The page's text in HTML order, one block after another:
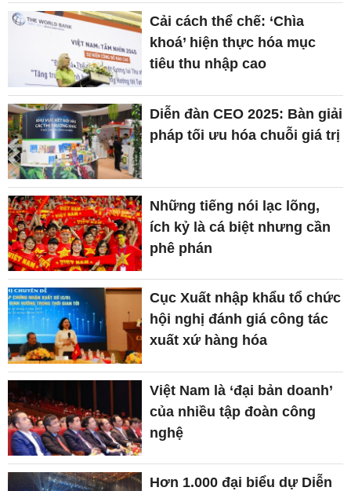
Cải cách thể chế: ‘Chìa
khoá’ hiện thực hóa mục
tiêu thu nhập cao
Diễn đàn CEO 2025: Bàn giải
pháp tối ưu hóa chuỗi giá trị
Những tiếng nói lạc lõng,
ích kỷ là cá biệt nhưng cần
phê phán
Cục Xuất nhập khẩu tổ chức
hội nghị đánh giá công tác
xuất xứ hàng hóa
Việt Nam là ‘đại bản doanh’
của nhiều tập đoàn công
nghệ
Hơn 1.000 đại biểu dự Diễn